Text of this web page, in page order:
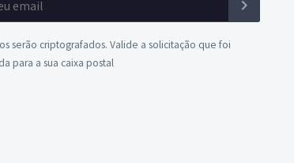
serão criptografados. Valide a solicitação que foi
para a sua caixa postal